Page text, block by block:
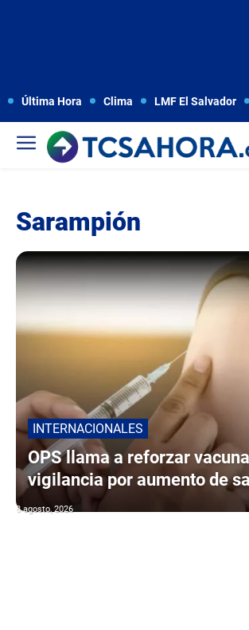
Última Hora Clima LMF El Salvador
Sarampión
INTERNACIONALES
OPS llama a reforzar
vigilancia por aumento de
8 agosto, 2026